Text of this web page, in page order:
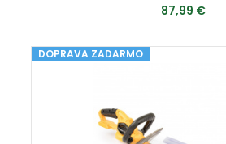
87,99 €
PRIDAŤ DO KOŠÍKA
DOPRAVA ZADARMO